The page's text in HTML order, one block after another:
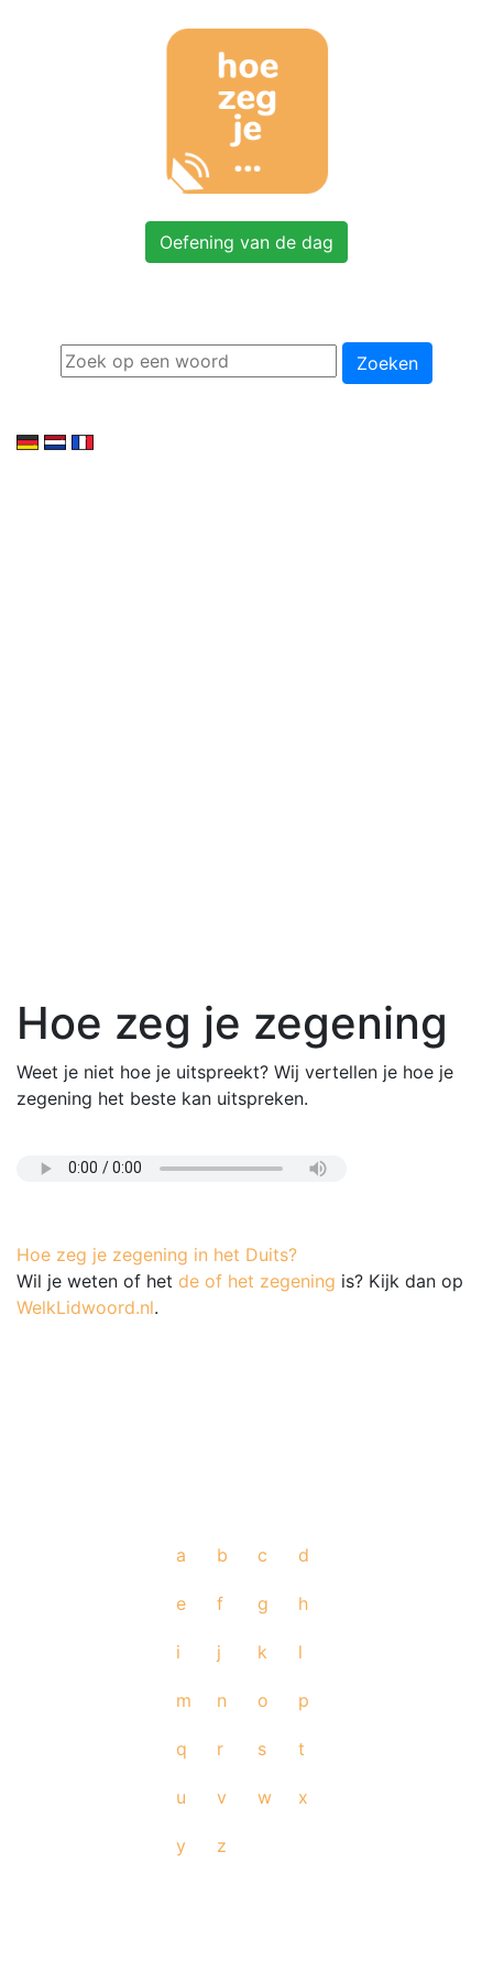
Oefening van de dag
Zoeken
Hoe zeg je zegening
Weet je niet hoe je uitspreekt? Wij vertellen je hoe je
zegening het beste kan uitspreken.
Hoe zeg je zegening in het Duits?
Wil je weten of het de of het zegening is? Kijk dan op
WelkLidwoord.nl.
a b c d
e f g h
i j k l
m n o p
q r s t
u v w x
y z